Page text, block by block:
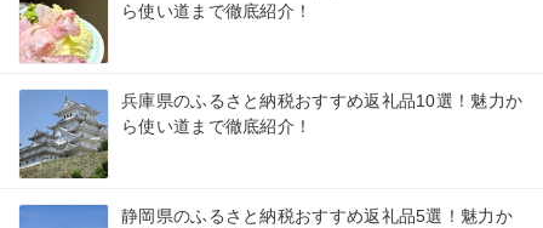
ら使い道まで徹底紹介！
兵庫県のふるさと納税おすすめ返礼品10選！魅力か
ら使い道まで徹底紹介！
静岡県のふるさと納税おすすめ返礼品5選！魅力か